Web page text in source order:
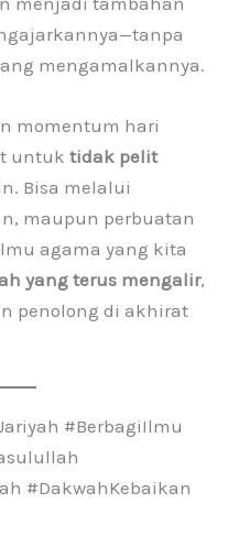
mengamalkannya.
momentum hari
untuk tidak pelit
Bisa melalui
maupun perbuatan
agama yang kita
yang terus mengalir,
penolong di akhirat
#BerbagiIlmu
#DakwahKebaikan